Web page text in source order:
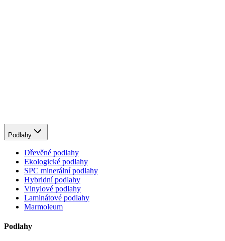
Podlahy
Dřevěné podlahy
Ekologické podlahy
SPC minerální podlahy
Hybridní podlahy
Vinylové podlahy
Laminátové podlahy
Marmoleum
Podlahy